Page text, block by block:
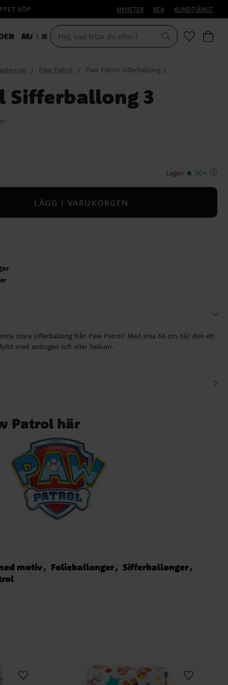
KÖP NYHETER REA KUNDTJÄNST
MASKERAD
Paw Patrol Paw Patrol Sifferballong 3
Sifferballong 3
Lager: 30+
LÄGG I VARUKORGEN
stora sifferballong från Paw Patrol! Med sina 66 cm blir den ett
med antingen luft eller helium.
Patrol här
motiv Folieballonger
Sifferballonger